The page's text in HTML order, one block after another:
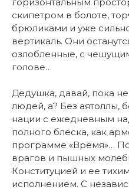
скипетром в болоте,
брюликами и уже
вертикаль. Они
озлобленные, с
голове…
Дедушка, давай, пока
людей, а? Без аятоллы,
нации с ежедневным
полного блеска, как
программе «Время»…
врагов и пышных
Конституцией и ее
исполнением. С